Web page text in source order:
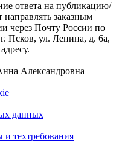
ответа на публикацию/
заказным
через Почту России по
Псков, ул. Ленина, д. 6а,
Александровна
данных
техтребования